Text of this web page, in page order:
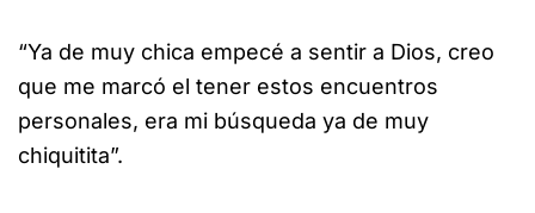
“Ya de muy chica empecé a sentir a Dios, creo
que me marcó el tener estos encuentros
personales, era mi búsqueda ya de muy
chiquitita”.